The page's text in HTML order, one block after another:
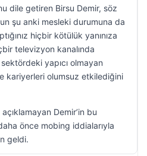
dile getiren Birsu Demir, söz
şu anki mesleki durumuna da
hiçbir kötülük yanınıza
televizyon kanalında
yapıcı olmayan
kariyerleri olumsuz etkilediğini
Demir’in bu
önce mobing iddialarıyla
geldi.